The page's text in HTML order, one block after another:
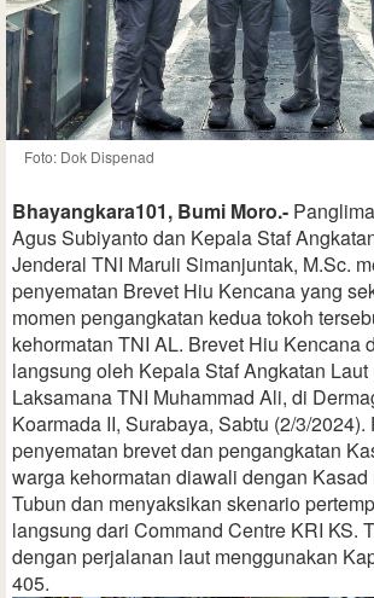
Foto: Dok Dispenad
Bhayangkara101, Bumi Moro.-
Agus Subiyanto dan Kepala Staf
Jenderal TNI Maruli Simanjuntak, M.Sc.
penyematan Brevet Hiu Kencana yang
momen pengangkatan kedua tokoh
kehormatan TNI AL. Brevet Hiu Kencana
langsung oleh Kepala Staf Angkatan Laut
Laksamana TNI Muhammad Ali, di
Koarmada II, Surabaya, Sabtu (2/3/2024).
penyematan brevet dan pengangkatan
warga kehormatan diawali dengan Kasad
Tubun dan menyaksikan skenario
langsung dari Command Centre KRI KS.
dengan perjalanan laut menggunakan
405.